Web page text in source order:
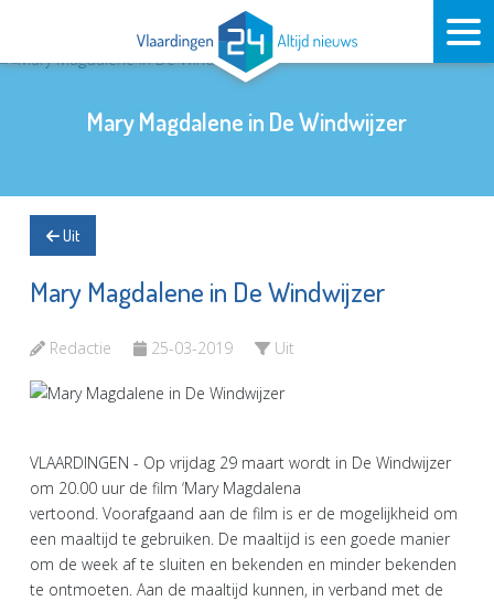
Mary Magdalene in De Windwijzer
Uit
Mary Magdalene in De Windwijzer
Redactie 25-03-2019 Uit
VLAARDINGEN - Op vrijdag 29 maart wordt in De Windwijzer
om 20.00 uur de film ‘Mary Magdalena
vertoond. Voorafgaand aan de film is er de mogelijkheid om
een maaltijd te gebruiken. De maaltijd is een goede manier
om de week af te sluiten en bekenden en minder bekenden
te ontmoeten. Aan de maaltijd kunnen, in verband met de